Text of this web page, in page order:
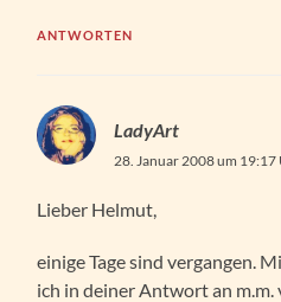
ANTWORTEN
LadyArt
28. Januar 2008 um 19:17
Lieber Helmut,
einige Tage sind vergangen.
ich in deiner Antwort an m.m.